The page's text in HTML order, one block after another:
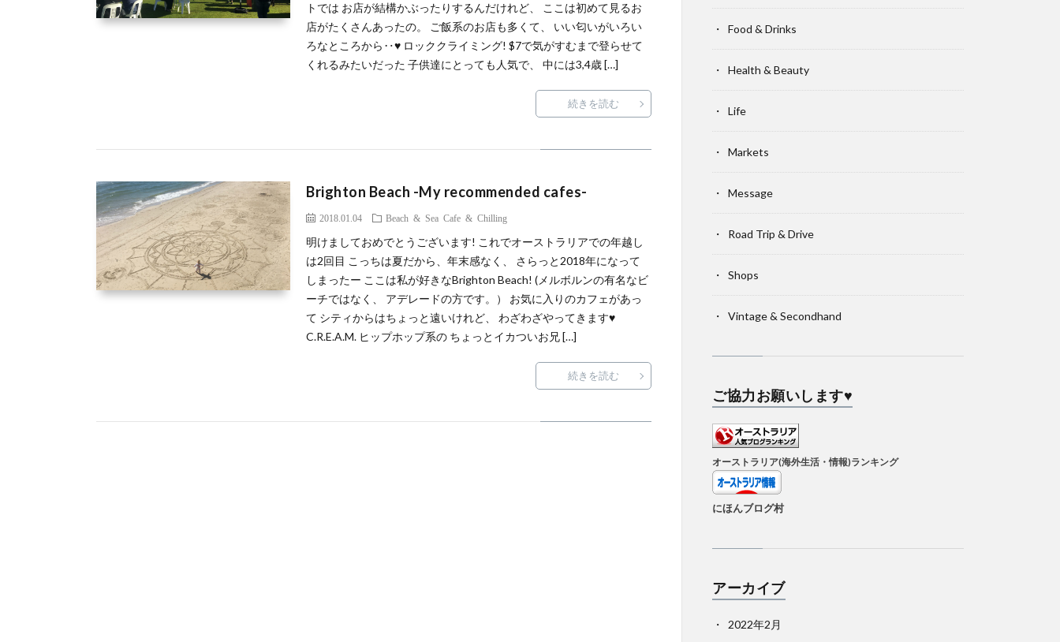
トでは お店が結構かぶったりするんだけれど、 ここは初めて見るお
店がたくさんあったの。 ご飯系のお店も多くて、 いい匂いがいろい
ろなところから‥♥ ロッククライミング! $7で気がすむまで登らせて
くれるみたいだった 子供達にとっても人気で、 中には3,4歳 […]
続きを読む
Brighton Beach -My recommended cafes-
2018.01.04 Beach & Sea Cafe & Chilling
明けましておめでとうございます! これでオーストラリアでの年越し
は2回目 こっちは夏だから、年末感なく、 さらっと2018年になって
しまったー ここは私が好きなBrighton Beach! (メルボルンの有名なビ
ーチではなく、 アデレードの方です。） お気に入りのカフェがあっ
て シティからはちょっと遠いけれど、 わざわざやってきます♥
C.R.E.A.M. ヒップホップ系の ちょっとイカついお兄 […]
続きを読む
Food & Drinks
Health & Beauty
Life
Markets
Message
Road Trip & Drive
Shops
Vintage & Secondhand
ご協力お願いします♥
オーストラリア(海外生活・情報)ランキング
にほんブログ村
アーカイブ
2022年2月